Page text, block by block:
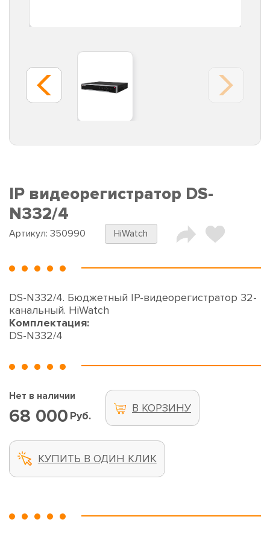
IP видеорегистратор DS-
N332/4
Артикул: 350990 HiWatch
DS-N332/4. Бюджетный IP-видеорегистратор 32-
канальный. HiWatch
Комплектация:
DS-N332/4
Нет в наличии
68 000 Руб.
В КОРЗИНУ
КУПИТЬ В ОДИН КЛИК